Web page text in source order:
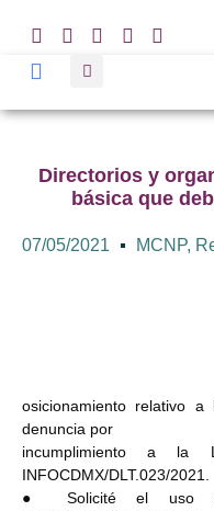
Directorios y
básica que
07/05/2021 MCNP,
osicionamiento relativo
denuncia por
incumplimiento a la
INFOCDMX/DLT.023/2021.
● Solicité el uso